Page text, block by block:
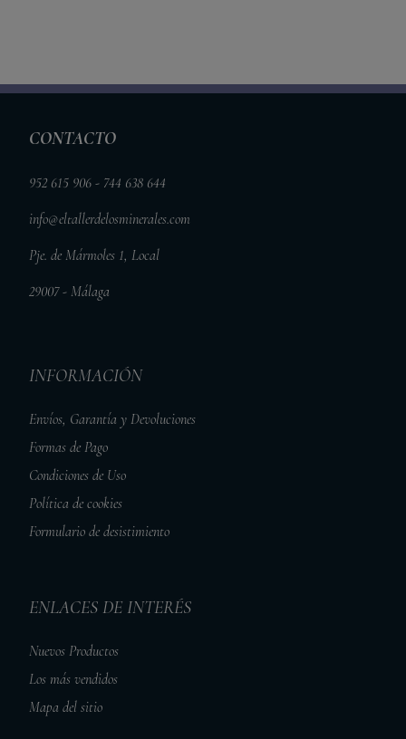
CONTACTO
952 615 906 - 744 638 644
info@eltallerdelosminerales.com
Pje. de Mármoles 1, Local
29007 - Málaga
INFORMACIÓN
Envíos, Garantía y Devoluciones
Formas de Pago
Condiciones de Uso
Política de cookies
Formulario de desistimiento
ENLACES DE INTERÉS
Nuevos Productos
Los más vendidos
Mapa del sitio